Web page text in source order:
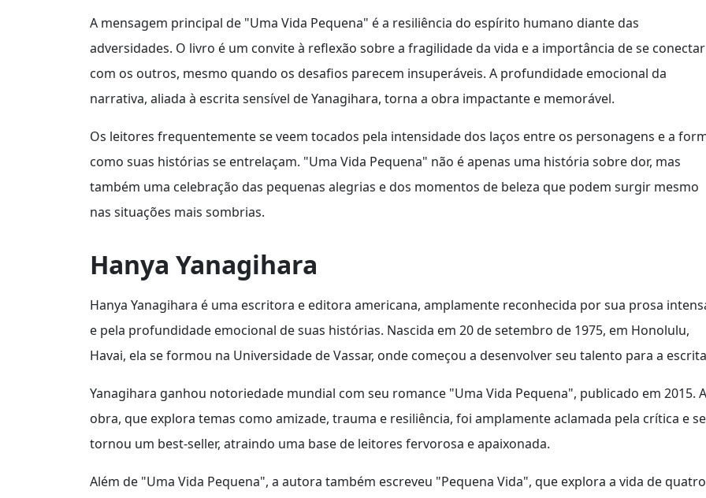
A mensagem principal de "Uma Vida Pequena" é a resiliência do espírito humano diante das
adversidades. O livro é um convite à reflexão sobre a fragilidade da vida e a importância de se conectar
com os outros, mesmo quando os desafios parecem insuperáveis. A profundidade emocional da
narrativa, aliada à escrita sensível de Yanagihara, torna a obra impactante e memorável.
Os leitores frequentemente se veem tocados pela intensidade dos laços entre os personagens e a
como suas histórias se entrelaçam. "Uma Vida Pequena" não é apenas uma história sobre dor, mas
também uma celebração das pequenas alegrias e dos momentos de beleza que podem surgir mesmo
nas situações mais sombrias.
Hanya Yanagihara
Hanya Yanagihara é uma escritora e editora americana, amplamente reconhecida por sua prosa
e pela profundidade emocional de suas histórias. Nascida em 20 de setembro de 1975, em Honolulu,
Havai, ela se formou na Universidade de Vassar, onde começou a desenvolver seu talento para a
Yanagihara ganhou notoriedade mundial com seu romance "Uma Vida Pequena", publicado em 2015. A
obra, que explora temas como amizade, trauma e resiliência, foi amplamente aclamada pela crítica e se
tornou um best-seller, atraindo uma base de leitores fervorosa e apaixonada.
Além de "Uma Vida Pequena", a autora também escreveu "Pequena Vida", que explora a vida de quatro